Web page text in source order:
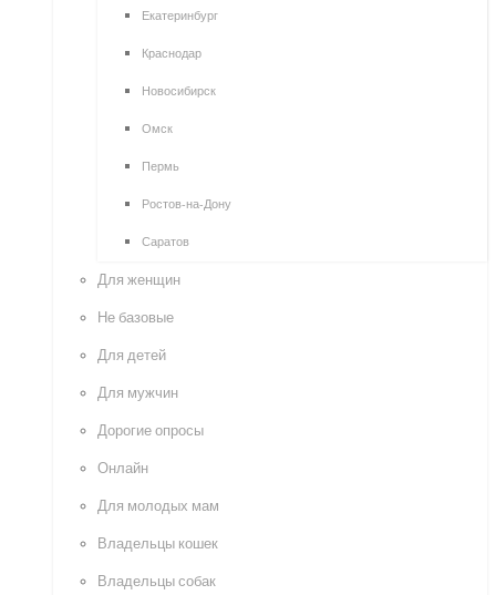
Екатеринбург
Краснодар
Новосибирск
Омск
Пермь
Ростов-на-Дону
Саратов
Для женщин
Не базовые
Для детей
Для мужчин
Дорогие опросы
Онлайн
Для молодых мам
Владельцы кошек
Владельцы собак